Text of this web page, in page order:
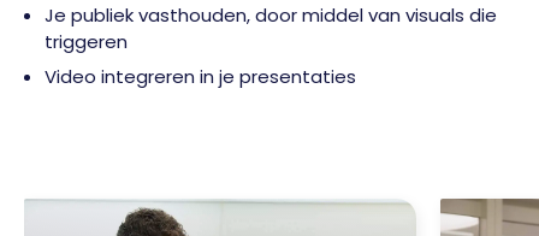
Je publiek vasthouden, door middel van visuals die
triggeren
Video integreren in je presentaties